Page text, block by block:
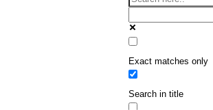
Exact matches only
Search in title